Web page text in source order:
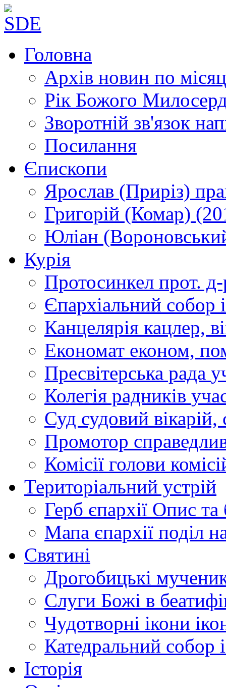
Головна
Архів новин по
Рік Божого
Зворотній зв'язок
Посилання
Єпископи
Ярослав (Приріз)
Григорій (Комар)
Юліан
Курія
Протосинкел прот.
Єпархіальний собор
Канцелярія кацлер,
Економат економ,
Пресвітерська рада
Колегія радників
Суд судовий вікарій,
Промотор
Комісії голови
Територіальний устрій
Герб єпархії Опис та
Мапа єпархії поділ
Святині
Дрогобицькі
Слуги Божі в
Чудотворні ікони
Катедральний собор
Історія